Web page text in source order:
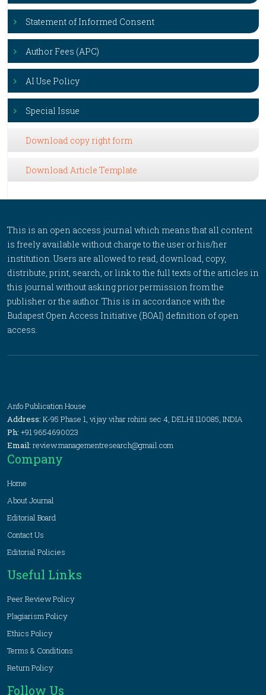
Statement of Informed Consent
Author Fees (APC)
AI Use Policy
Special Issue
Download copy right form
Download Article Template
This is an open access journal which means that all content
is freely available without charge to the user or his/her
institution. Users are allowed to read, download, copy,
distribute, print, search, or link to the full texts of the articles in
this journal without asking prior permission from the
publisher or the author. This is in accordance with the
Budapest Open Access Initiative (BOAI) definition of open
access.
Anfo Publication House
Address: K-95 Phase 1, vijay vihar rohini sec 4, DELHI 110085, INDIA
Ph: +91 9654690023
Email: review.managementresearch@gmail.com
Company
Home
About Journal
Editorial Board
Contact Us
Editorial Policies
Useful Links
Peer Review Policy
Plagiarism Policy
Ethics Policy
Terms & Conditions
Return Policy
Follow Us